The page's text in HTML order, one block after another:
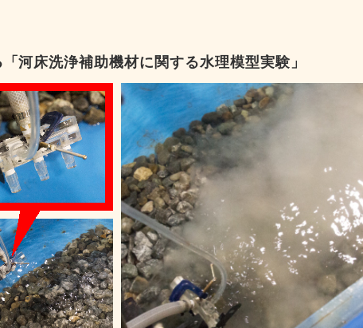
河床洗浄補助機材に関する水理模型実験」